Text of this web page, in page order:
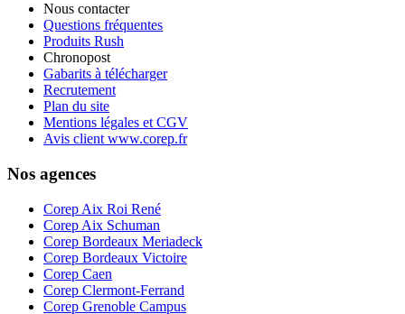
Nous contacter
Questions fréquentes
Produits Rush
Chronopost
Gabarits à télécharger
Recrutement
Plan du site
Mentions légales et CGV
Avis client www.corep.fr
Nos agences
Corep Aix Roi René
Corep Aix Schuman
Corep Bordeaux Meriadeck
Corep Bordeaux Victoire
Corep Caen
Corep Clermont-Ferrand
Corep Grenoble Campus